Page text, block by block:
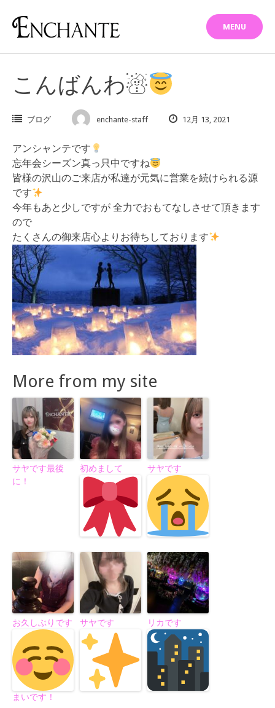
content
MENU
こんばんわ☃︎
ブログ enchante-staff 12月 13, 2021
アンシャンテです
忘年会シーズン真っ只中ですね
皆様の沢山のご来店が私達が元気に営業を続けられる源
です
今年もあと少しですが 全力でおもてなしさせて頂きます
ので
たくさんの御来店心よりお待ちしております
More from my site
サヤです最後
に！
初めまして サヤです
お久しぶりです
まいです！
サヤです リカです